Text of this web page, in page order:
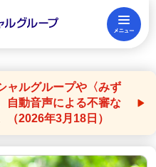
閉じる
ャルグループや〈みず
自動音声による不審な
（2026年3月18日）